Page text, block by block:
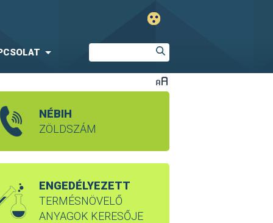
NÉBIH
ZÖLDSZÁM
ENGEDÉLYEZETT
TERMÉSNÖVELŐ
ANYAGOK KERESŐJE